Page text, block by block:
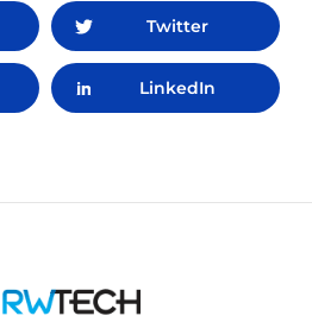
Twitter
LinkedIn